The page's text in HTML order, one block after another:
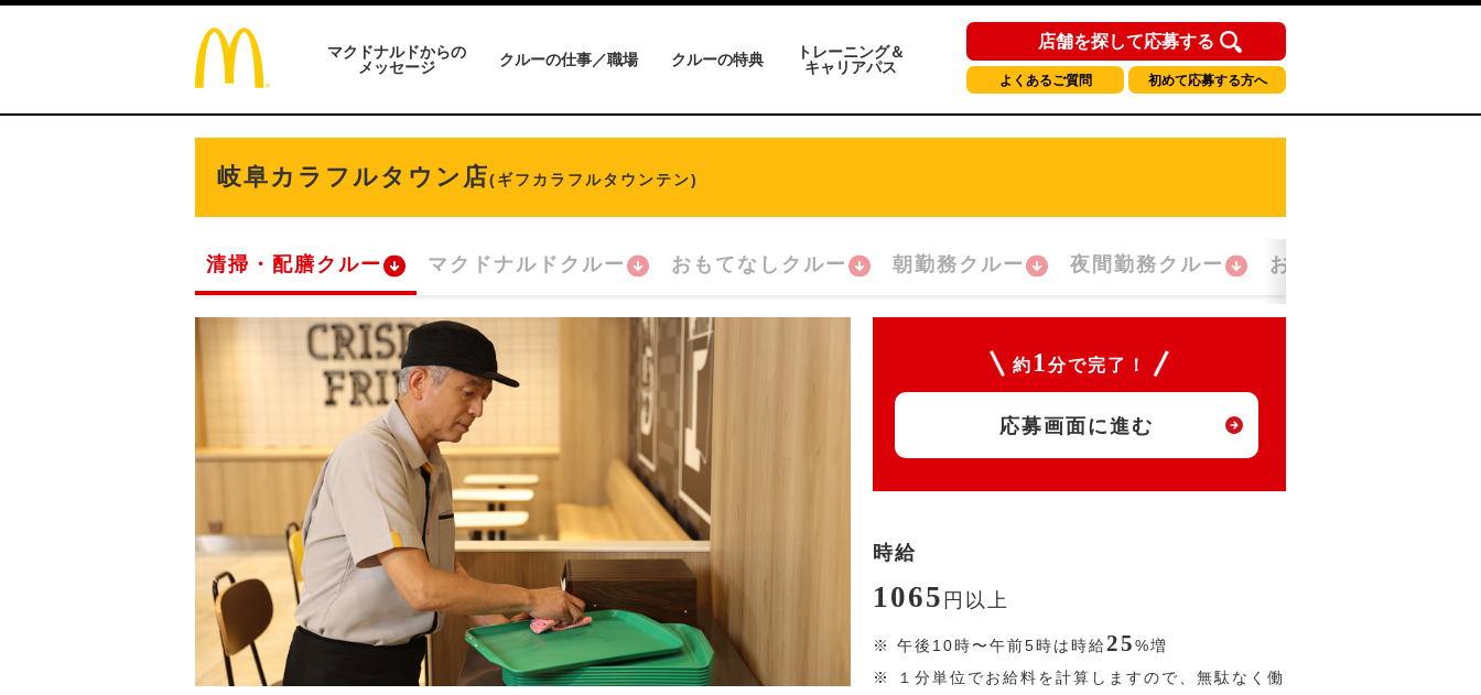
マクドナルドからの
メッセージ
クルーの仕事／職場 クルーの特典
トレーニング＆
キャリアパス
店舗を探して応募する
よくあるご質問 初めて応募する方へ
岐阜カラフルタウン店(ギフカラフルタウンテン)
清掃・配膳クルー マクドナルドクルー おもてなしクルー 朝勤務クルー 夜間勤務クルー おかえり！クルー
約 1 分で完了！
応募画面に進む
時給
1065 円 以上
※ 午後10時〜午前5時は時給25%増
※
１分単位でお給料を計算しますので、無駄なく働